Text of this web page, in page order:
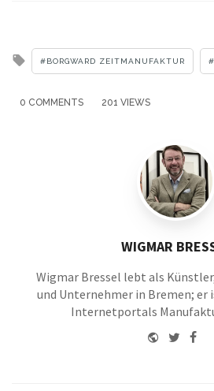
Tagged
BORGWARD ZEITMANUFAKTUR
0 COMMENTS 201 VIEWS
WIGMAR
Wigmar Bressel lebt als
und Unternehmer in Bremen; er
Internetportals
WebsiteTwitter